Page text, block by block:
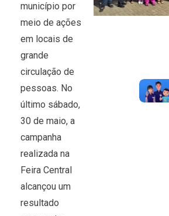
município por
meio de ações
em locais de
grande
circulação de
pessoas. No
último sábado,
30 de maio, a
campanha
realizada na
Feira Central
alcançou um
resultado